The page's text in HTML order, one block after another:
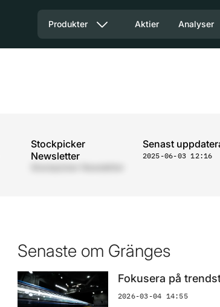
Produkter Aktier Analyser
Stockpicker
Newsletter
Senast
2025-06-03 12:16
Senaste om Gränges
Fokusera på
2026-03-04 14:55